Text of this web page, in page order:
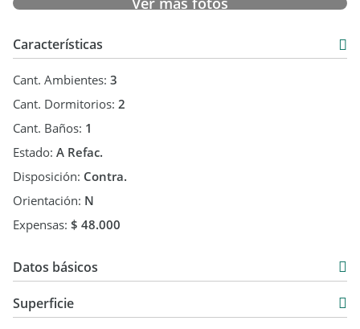
Características
Cant. Ambientes: 3
Cant. Dormitorios: 2
Cant. Baños: 1
Estado: A Refac.
Disposición: Contra.
Orientación: N
Expensas: $ 48.000
Datos básicos
Venta
Superficie